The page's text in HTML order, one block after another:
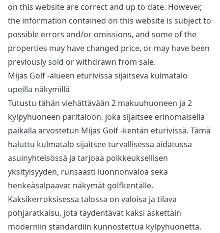
on this website are correct and up to date. However,
the information contained ‌on ‌this ‌website ‌is ‌subject to
possible errors and/or ‌omissions, ‌and ‌some of the
‌properties ‌may ‌have ‌changed price, ‌or may have ‌been
‌previously ‌sold ‌or ‌withdrawn ‌from ‌sale.
Mijas Golf -alueen eturivissä sijaitseva kulmatalo
upeilla näkymillä
Tutustu tähän viehättävään 2 makuuhuoneen ja 2
kylpyhuoneen paritaloon, joka sijaitsee erinomaisella
paikalla arvostetun Mijas Golf -kentän eturivissä. Tämä
haluttu kulmatalo sijaitsee turvallisessa aidatussa
asuinyhteisössä ja tarjoaa poikkeuksellisen
yksityisyyden, runsaasti luonnonvaloa sekä
henkeäsalpaavat näkymät golfkentälle.
Kaksikerroksisessa talossa on valoisa ja tilava
pohjaratkaisu, jota täydentävät kaksi äskettäin
moderniin standardiin kunnostettua kylpyhuonetta.